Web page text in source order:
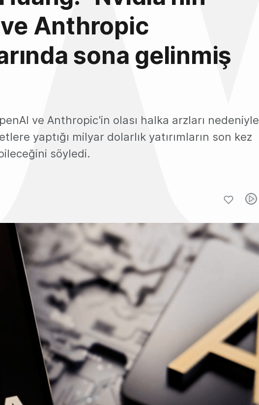
Anthropic
sona gelinmiş
ve Anthropic'in olası halka arzları nedeniyle
yaptığı milyar dolarlık yatırımların son kez
söyledi.